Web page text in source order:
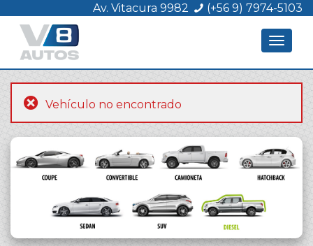
Av. Vitacura 9982 (+56 9) 7974-5103
Toggle
Vehículo no encontrado